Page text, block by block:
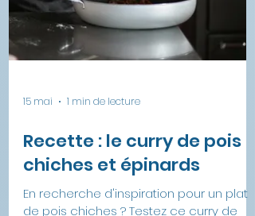
15 mai 1 min de lecture
Recette : le curry de pois
chiches et épinards